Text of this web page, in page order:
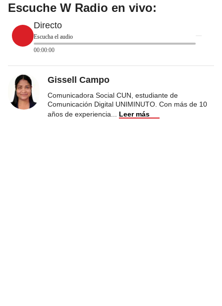
Escuche W Radio en vivo:
Directo
Escucha el audio
00:00:00
Gissell Campo
Comunicadora Social CUN, estudiante de
Comunicación Digital UNIMINUTO. Con más de 10
años de experiencia
Leer más